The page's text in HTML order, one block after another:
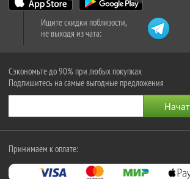
Ищите скидки поблизости,
не выходя из чата:
Сэкономьте до 90% при любых покупках
Подпишитесь на самые выгодные предложения
Принимаем к оплате: